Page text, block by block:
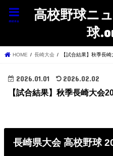
高校野球ニ
球
menu
HOME 長崎大会 【試合結果】秋季長
2026.01.01 2026.02.02
【試合結果】秋季長崎大会
長崎県大会 高校野球